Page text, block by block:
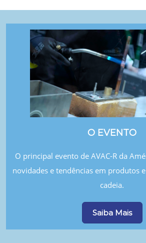
O EVENTO
O principal evento de AVAC-R da
novidades e tendências em produtos
cadeia.
Saiba Mais